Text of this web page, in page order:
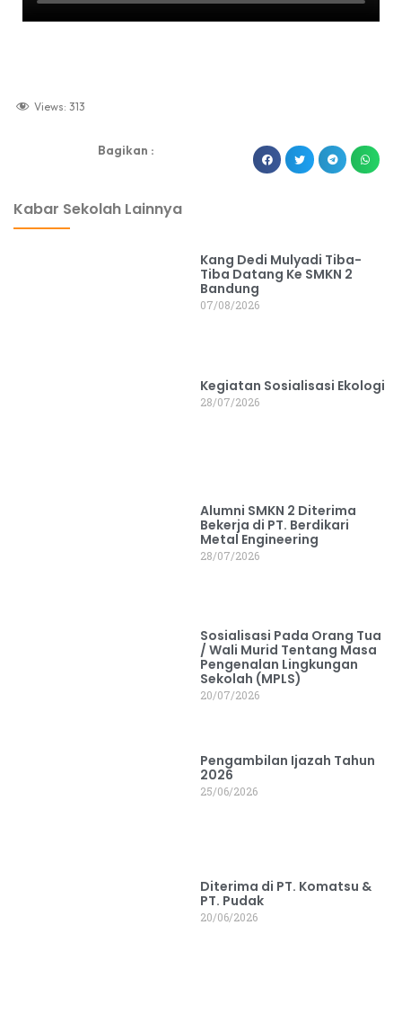
Views: 313
Bagikan :
Kabar Sekolah Lainnya
Kang Dedi Mulyadi Tiba-
Tiba Datang Ke SMKN 2
Bandung
07/08/2026
Kegiatan Sosialisasi Ekologi
28/07/2026
Alumni SMKN 2 Diterima
Bekerja di PT. Berdikari
Metal Engineering
28/07/2026
Sosialisasi Pada Orang Tua
/ Wali Murid Tentang Masa
Pengenalan Lingkungan
Sekolah (MPLS)
20/07/2026
Pengambilan Ijazah Tahun
2026
25/06/2026
Diterima di PT. Komatsu &
PT. Pudak
20/06/2026